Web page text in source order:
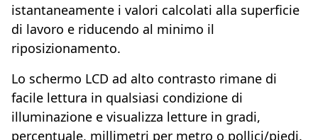
istantaneamente i valori calcolati alla superficie
di lavoro e riducendo al minimo il
riposizionamento.
Lo schermo LCD ad alto contrasto rimane di
facile lettura in qualsiasi condizione di
illuminazione e visualizza letture in gradi,
percentuale, millimetri per metro o pollici/piedi.